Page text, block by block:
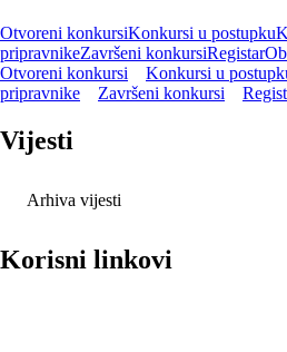
Otvoreni konkursiKonkursi u postupku
pripravnikeZavršeni konkursiRegistar
Otvoreni konkursi
Konkursi u
pripravnike
Završeni konkursi
Vijesti
Arhiva vijesti
Korisni linkovi